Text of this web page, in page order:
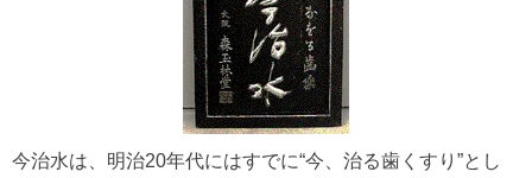
今治水は、明治20年代にはすでに“今、治る歯くすり”とし